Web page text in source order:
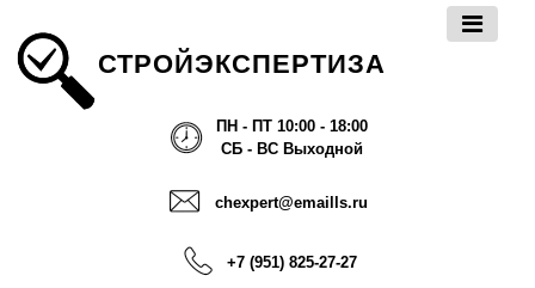
СТРОЙЭКСПЕРТИЗА
ПН - ПТ 10:00 - 18:00
СБ - ВС Выходной
chexpert@emaills.ru
+7 (951) 825-27-27